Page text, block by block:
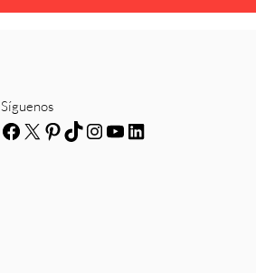
Síguenos
Facebook
X Pinterest
TikTok
Instagram
YouTube
LinkedIn